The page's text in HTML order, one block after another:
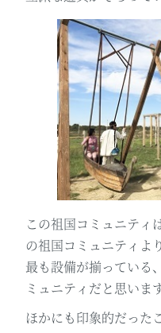
この祖国コミュニティ
の祖国コミュニティより
最も設備が揃っている
ミュニティだと思います
ほかにも印象的だった